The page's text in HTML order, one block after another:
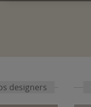
designers